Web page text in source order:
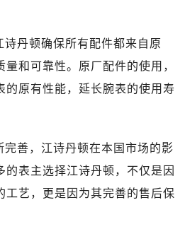
新疆维吾尔自治区霍尔果斯市亚欧北路江诗丹顿售后服务中心（需提前预约）
新疆维吾尔自治区喀什市解放北路江诗丹顿售后服务中心（需提前预约）
新疆维吾尔自治区可克达拉市幸福路江诗丹顿售后服务中心（需提前预约）
新疆维吾尔自治区库尔勒市库尔勒市人民东路江诗丹顿售后服务中心（需提前预约）
新疆维吾尔自治区奎屯市团结西街江诗丹顿售后服务中心（需提前预约）
新疆维吾尔自治区昆玉市昆泉街江诗丹顿售后服务中心（需提前预约）
丹顿确保所有配件都来自原
和可靠性。原厂配件的使用，
的原有性能，延长腕表的使用寿
完善，江诗丹顿在本国市场的影
的表主选择江诗丹顿，不仅是因
工艺，更是因为其完善的售后保